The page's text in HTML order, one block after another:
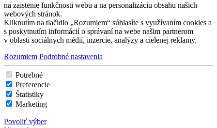
na zaistenie funkčnosti webu a na personalizáciu obsahu našich
webových stránok.
Kliknutím na tlačidlo „Rozumiem“ súhlasíte s využívaním cookies a
s poskytnutím informácií o správaní na webe našim partnerom
v oblasti sociálnych médií, inzercie, analýzy a cielenej reklamy.
Rozumiem Podrobné nastavenia
Potrebné
Preferencie
Štatistiky
Marketing
Povoliť výber